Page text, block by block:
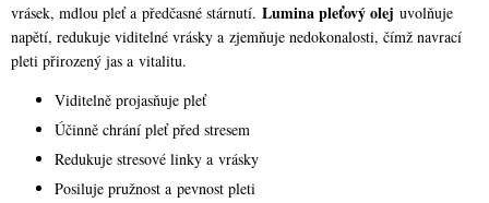
vrásek, mdlou pleť a předčasné stárnutí. Lumina pleťový olej uvolňuje
napětí, redukuje viditelné vrásky a zjemňuje nedokonalosti, čímž navrací
pleti přirozený jas a vitalitu.
Viditelně projasňuje pleť
Účinně chrání pleť před stresem
Redukuje stresové linky a vrásky
Posiluje pružnost a pevnost pleti